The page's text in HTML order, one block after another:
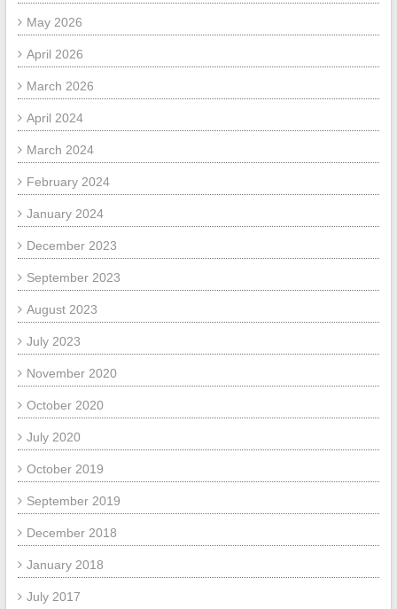
May 2026
April 2026
March 2026
April 2024
March 2024
February 2024
January 2024
December 2023
September 2023
August 2023
July 2023
November 2020
October 2020
July 2020
October 2019
September 2019
December 2018
January 2018
July 2017